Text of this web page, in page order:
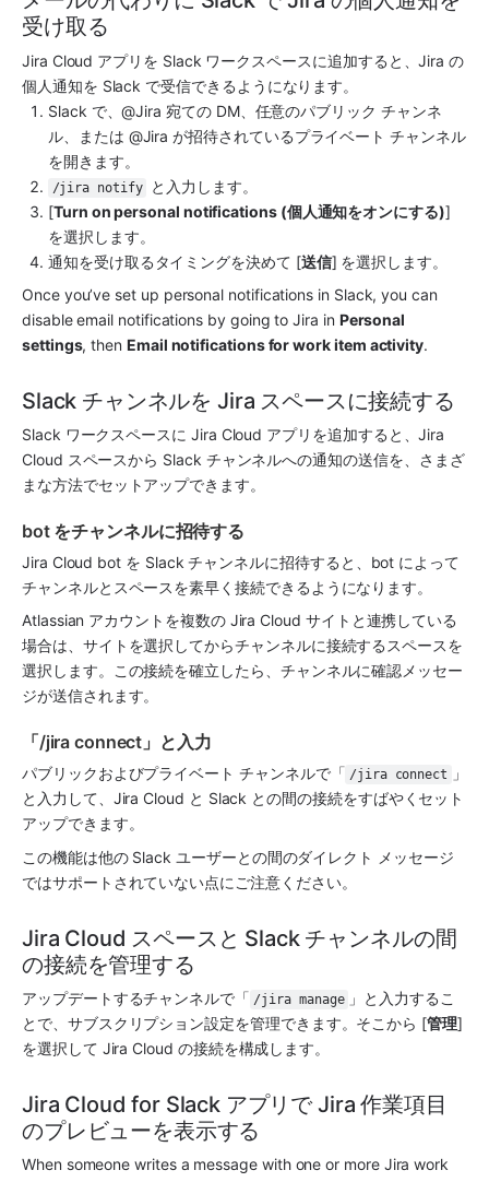
受け取る
Jira Cloud アプリを Slack ワークスペースに追加すると、Jira の
個人通知を Slack で受信できるようになります。
Slack で、@Jira 宛ての DM、任意のパブリック チャンネ
ル、または @Jira が招待されているプライベート チャンネル
を開きます。
/jira notify
と入力します。
[Turn on personal notifications (個人通知をオンにする)]
を選択します。
通知を受け取るタイミングを決めて [送信] を選択します。
Once you’ve set up personal notifications in Slack, you can
disable email notifications by going to Jira in Personal
settings, then Email notifications for work item activity.
Slack チャンネルを Jira スペースに接続する
Slack ワークスペースに Jira Cloud アプリを追加すると、Jira
Cloud スペースから Slack チャンネルへの通知の送信を、さまざ
まな方法でセットアップできます。
bot をチャンネルに招待する
Jira Cloud bot を Slack チャンネルに招待すると、bot によって
チャンネルとスペースを素早く接続できるようになります。
Atlassian アカウントを複数の Jira Cloud サイトと連携している
場合は、サイトを選択してからチャンネルに接続するスペースを
選択します。この接続を確立したら、チャンネルに確認メッセー
ジが送信されます。
「/jira connect」と入力
パブリックおよびプライベート チャンネルで「 /jira connect
」
と入力して、Jira Cloud と Slack との間の接続をすばやくセット
アップできます。
この機能は他の Slack ユーザーとの間のダイレクト メッセージ
ではサポートされていない点にご注意ください。
Jira Cloud スペースと Slack チャンネルの間
の接続を管理する
アップデートするチャンネルで「 /jira manage 」と入力するこ
とで、サブスクリプション設定を管理できます。そこから [管理]
を選択して Jira Cloud の接続を構成します。
Jira Cloud for Slack アプリで Jira 作業項目
のプレビューを表示する
When someone writes a message with one or more Jira work